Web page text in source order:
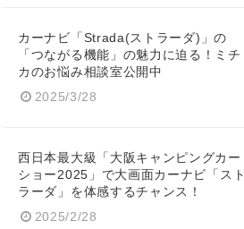
カーナビ「Strada(ストラーダ)」の
「つながる機能」の魅力に迫る！ミチ
カのお悩み相談室公開中
2025/3/28
西日本最大級「大阪キャンピングカー
ショー2025」で大画面カーナビ「スト
ラーダ」を体感するチャンス！
2025/2/28